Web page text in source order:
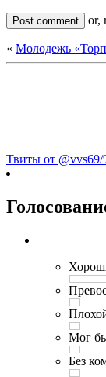
or,
« Молодежь
Твиты от
Мог
Без